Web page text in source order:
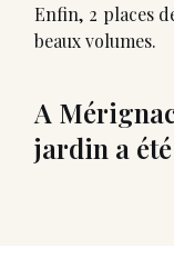
Enfin, 2 places
beaux volumes.
A
jardin a